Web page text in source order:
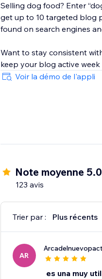
Selling dog food? Enter
get up to 10 targeted blog
found on search engines
Want to stay consistent
keep your blog active
Voir la démo de l'appli
Note moyenne 5.0
123 avis
Trier par : Plus récents
AR
es una muy